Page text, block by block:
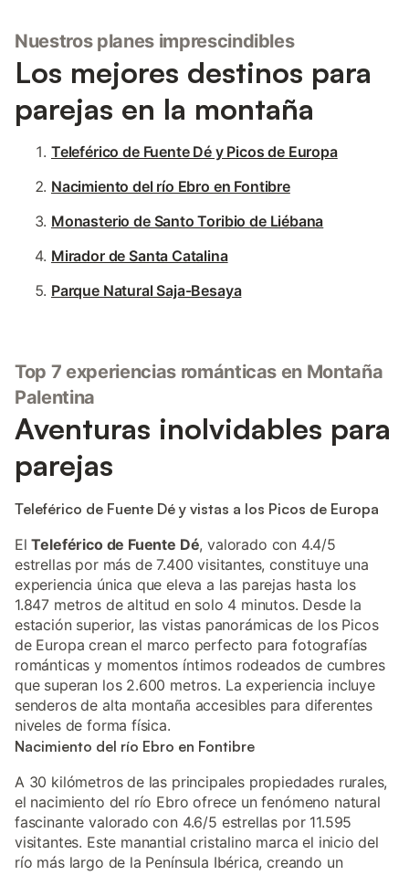
Nuestros planes imprescindibles
Los mejores destinos para
parejas en la montaña
Teleférico de Fuente Dé y Picos de Europa
Nacimiento del río Ebro en Fontibre
Monasterio de Santo Toribio de Liébana
Mirador de Santa Catalina
Parque Natural Saja-Besaya
Top 7 experiencias románticas en Montaña
Palentina
Aventuras inolvidables para
parejas
Teleférico de Fuente Dé y vistas a los Picos de Europa
ElTeleférico de Fuente Dé, valorado con 4.4/5
estrellas por más de 7.400 visitantes, constituye una
experiencia única que eleva a las parejas hasta los
1.847 metros de altitud en solo 4 minutos. Desde la
estación superior, las vistas panorámicas de los Picos
de Europa crean el marco perfecto para fotografías
románticas y momentos íntimos rodeados de cumbres
que superan los 2.600 metros. La experiencia incluye
senderos de alta montaña accesibles para diferentes
niveles de forma física.
Nacimiento del río Ebro en Fontibre
A 30 kilómetros de las principales propiedades rurales,
el nacimiento del río Ebro ofrece un fenómeno natural
fascinante valorado con 4.6/5 estrellas por 11.595
visitantes. Este manantial cristalino marca el inicio del
río más largo de la Península Ibérica, creando un